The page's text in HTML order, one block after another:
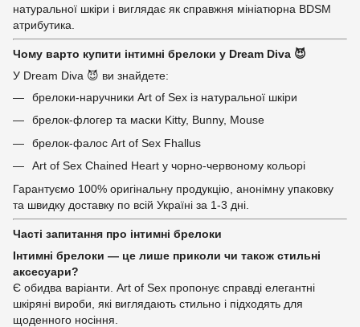
натуральної шкіри і виглядає як справжня мініатюрна BDSM
атрибутика.
Чому варто купити інтимні брелоки у Dream Diva 😈
У Dream Diva 😈 ви знайдете:
брелоки-наручники Art of Sex із натуральної шкіри
брелок-флогер та маски Kitty, Bunny, Mouse
брелок-фалос Art of Sex Fhallus
Art of Sex Chained Heart у чорно-червоному кольорі
Гарантуємо 100% оригінальну продукцію, анонімну упаковку
та швидку доставку по всій Україні за 1-3 дні.
Часті запитання про інтимні брелоки
Інтимні брелоки — це лише приколи чи також стильні
аксесуари?
Є обидва варіанти. Art of Sex пропонує справді елегантні
шкіряні вироби, які виглядають стильно і підходять для
щоденного носіння.